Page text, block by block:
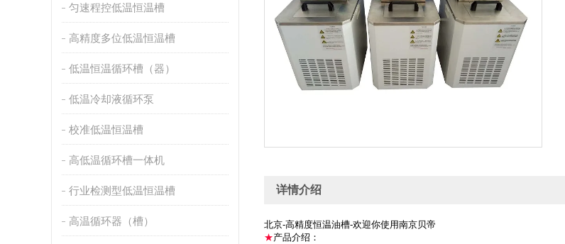
匀速程控低温恒温槽
高精度多位低温恒温槽
低温恒温循环槽（器）
低温冷却液循环泵
校准低温恒温槽
高低温循环槽一体机
行业检测型低温恒温槽
高温循环器（槽）
详情介绍
北京-高精度恒温油槽-欢迎你使用南京贝帝
★产品介绍：